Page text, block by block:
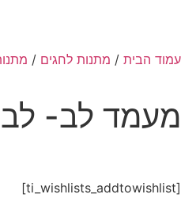
עמוד הבית / מתנות לחגים /
מעמד לב-
[ti_wishlists_addtowishlist]